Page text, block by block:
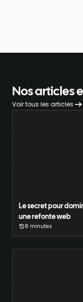
Nos articles
Voir tous les articles
Le secret pour
une refonte web
8 minutes